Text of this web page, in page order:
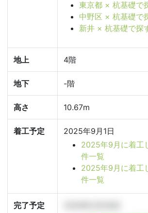
東京都 × 杭基礎で
中野区 × 杭基礎で
新井 × 杭基礎で探
地上 4階
地下 -階
高さ 10.67m
着工予定
2025年9月1日
2025年9月に着工
件一覧
2025年9月に着工
件一覧
完了予定